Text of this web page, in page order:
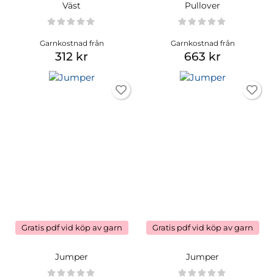
Väst
Garnkostnad från
312 kr
Pullover
Garnkostnad från
663 kr
Gratis pdf vid köp av garn
Jumper
Gratis pdf vid köp av garn
Jumper